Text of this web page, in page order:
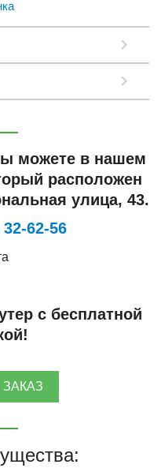
можете в нашем
расположен
улица, 43.
62-56
с бесплатной